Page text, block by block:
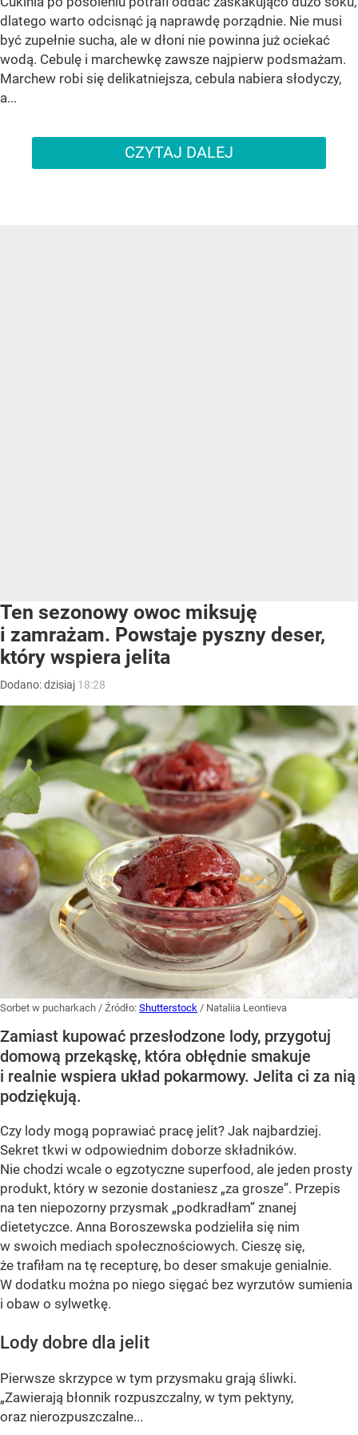
dlatego warto odcisnąć ją naprawdę porządnie. Nie musi
być zupełnie sucha, ale w dłoni nie powinna już ociekać
wodą. Cebulę i marchewkę zawsze najpierw podsmażam.
Marchew robi się delikatniejsza, cebula nabiera słodyczy,
a...
CZYTAJ DALEJ
Ten sezonowy owoc miksuję
i zamrażam. Powstaje pyszny deser,
który wspiera jelita
Dodano:dzisiaj 18:28
Sorbet w pucharkach / Źródło: Shutterstock / Nataliia Leontieva
Zamiast kupować przesłodzone lody, przygotuj
domową przekąskę, która obłędnie smakuje
i realnie wspiera układ pokarmowy. Jelita ci za nią
podziękują.
Czy lody mogą poprawiać pracę jelit? Jak najbardziej.
Sekret tkwi w odpowiednim doborze składników.
Nie chodzi wcale o egzotyczne superfood, ale jeden prosty
produkt, który w sezonie dostaniesz „za grosze”. Przepis
na ten niepozorny przysmak „podkradłam” znanej
dietetyczce. Anna Boroszewska podzieliła się nim
w swoich mediach społecznościowych. Cieszę się,
że trafiłam na tę recepturę, bo deser smakuje genialnie.
W dodatku można po niego sięgać bez wyrzutów sumienia
i obaw o sylwetkę.
Lody dobre dla jelit
Pierwsze skrzypce w tym przysmaku grają śliwki.
„Zawierają błonnik rozpuszczalny, w tym pektyny,
oraz nierozpuszczalne...